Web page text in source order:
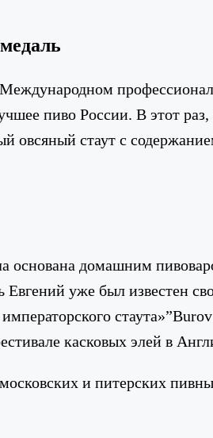
пиво России. В этот
овсяный стаут с
домашним
уже был известен
касковых элей в
и питерских